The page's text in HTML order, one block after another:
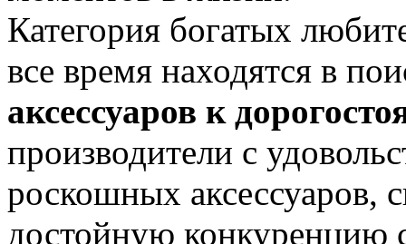
Категория богатых
все время находятся в
аксессуаров к
производители с
роскошных аксессуаров,
достойную конкуренцию